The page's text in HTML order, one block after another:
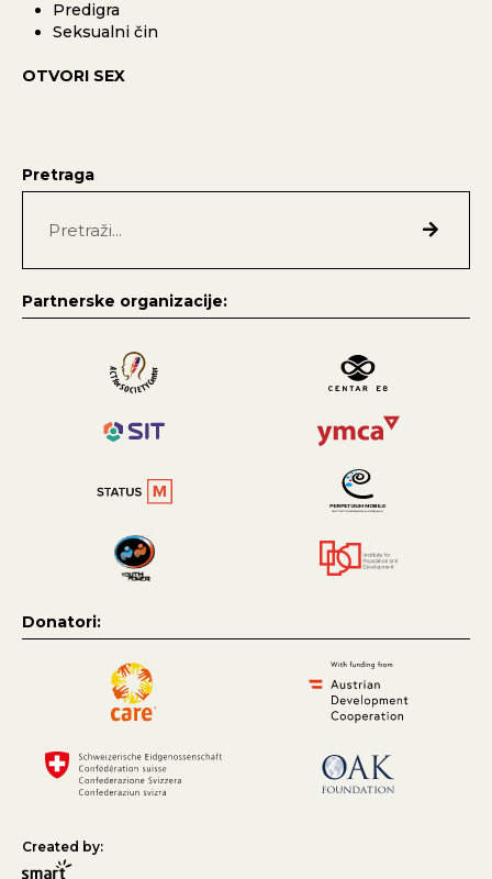
Predigra
Seksualni čin
OTVORI SEX
Pretraga
Partnerske organizacije:
Donatori:
Created by: